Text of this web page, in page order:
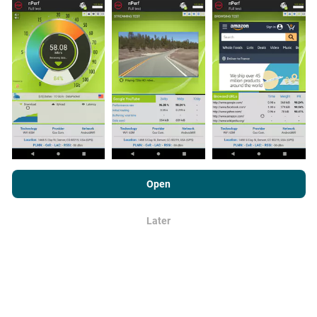
zijn tests die in reële omstandigheden, direct in het
veld, worden uitgevoerd. Als je ook mee wilt doen, hoef
je alleen maar de nPerf-app te downloaden op je
smartphone.Hoe meer gegevens er zijn, hoe
uitgebreider de kaarten zullen zijn!
Hoe worden updates gemaakt?
bijgewerkt door een bot. Snelheidskaarten worden
Open
Later
cookiesgebruiksbeleiden met onze nPerf-test
Licentieovereenkomst voor eindgebruikers.
OK